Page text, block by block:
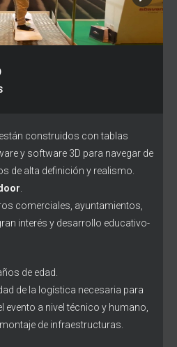
están construidos con tablas
y software 3D para navegar de
de alta definición y realismo.
comerciales, ayuntamientos,
interés y desarrollo educativo-
de edad.
de la logística necesaria para
evento a nivel técnico y humano,
de infraestructuras.